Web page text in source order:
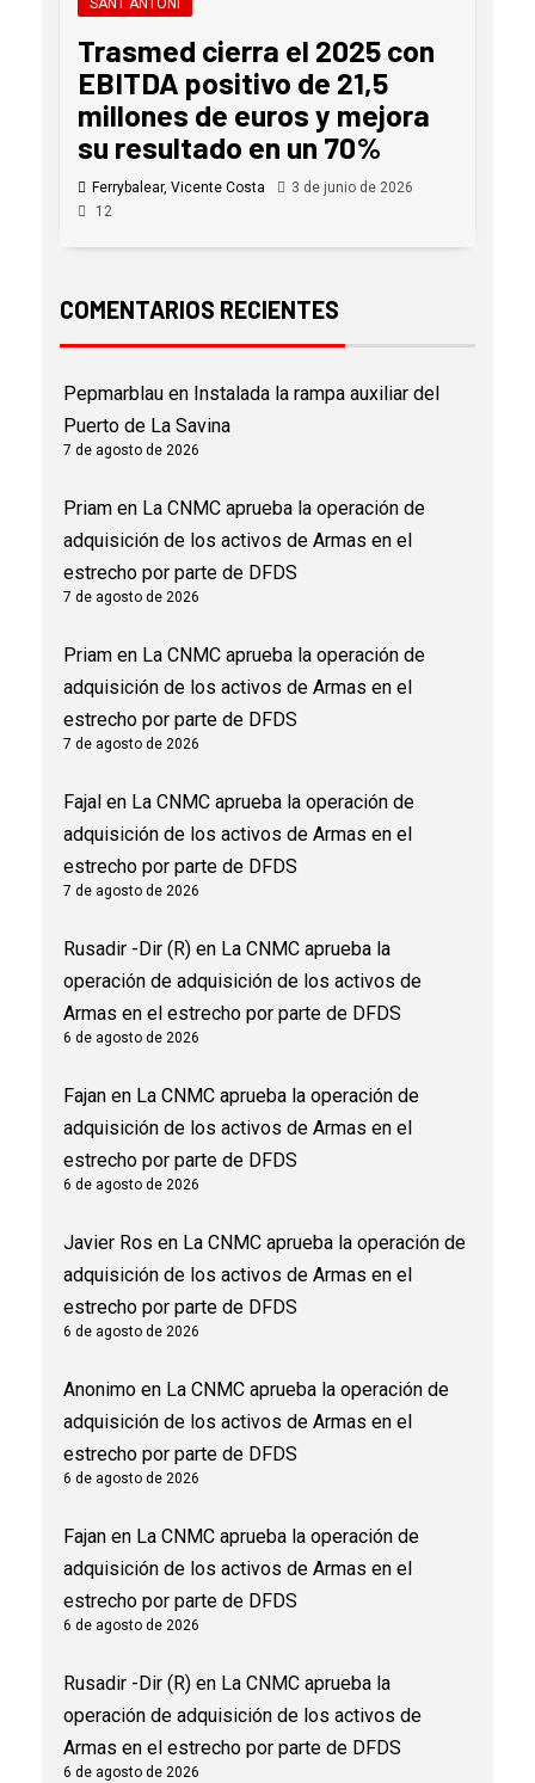
SANT ANTONI
Trasmed cierra el 2025 con
EBITDA positivo de 21,5
millones de euros y mejora
su resultado en un 70%
Ferrybalear, Vicente Costa
3 de junio de 2026
12
COMENTARIOS RECIENTES
Pepmarblau en Instalada la rampa auxiliar del
Puerto de La Savina
7 de agosto de 2026
Priam en La CNMC aprueba la operación de
adquisición de los activos de Armas en el
estrecho por parte de DFDS
7 de agosto de 2026
Priam en La CNMC aprueba la operación de
adquisición de los activos de Armas en el
estrecho por parte de DFDS
7 de agosto de 2026
Fajal en La CNMC aprueba la operación de
adquisición de los activos de Armas en el
estrecho por parte de DFDS
7 de agosto de 2026
Rusadir -Dir (R) en La CNMC aprueba la
operación de adquisición de los activos de
Armas en el estrecho por parte de DFDS
6 de agosto de 2026
Fajan en La CNMC aprueba la operación de
adquisición de los activos de Armas en el
estrecho por parte de DFDS
6 de agosto de 2026
Javier Ros en La CNMC aprueba la operación de
adquisición de los activos de Armas en el
estrecho por parte de DFDS
6 de agosto de 2026
Anonimo en La CNMC aprueba la operación de
adquisición de los activos de Armas en el
estrecho por parte de DFDS
6 de agosto de 2026
Fajan en La CNMC aprueba la operación de
adquisición de los activos de Armas en el
estrecho por parte de DFDS
6 de agosto de 2026
Rusadir -Dir (R) en La CNMC aprueba la
operación de adquisición de los activos de
Armas en el estrecho por parte de DFDS
6 de agosto de 2026